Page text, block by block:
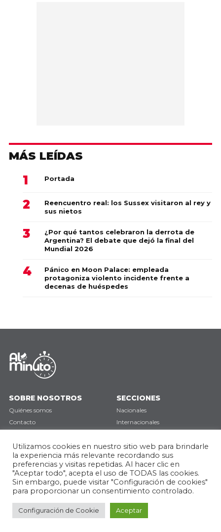
MÁS LEÍDAS
Portada
Reencuentro real: los Sussex visitaron al rey y
sus nietos
¿Por qué tantos celebraron la derrota de
Argentina? El debate que dejó la final del
Mundial 2026
Pánico en Moon Palace: empleada
protagoniza violento incidente frente a
decenas de huéspedes
SOBRE NOSOTROS
Quiénes somos
Contacto
SECCIONES
Nacionales
Internacionales
Opinión
SÍGUENOS
Utilizamos cookies en nuestro sitio web para brindarle
la experiencia más relevante recordando sus
preferencias y visitas repetidas. Al hacer clic en
"Aceptar todo", acepta el uso de TODAS las cookies.
Sin embargo, puede visitar "Configuración de cookies"
para proporcionar un consentimiento controlado.
Configuración de Cookie Aceptar